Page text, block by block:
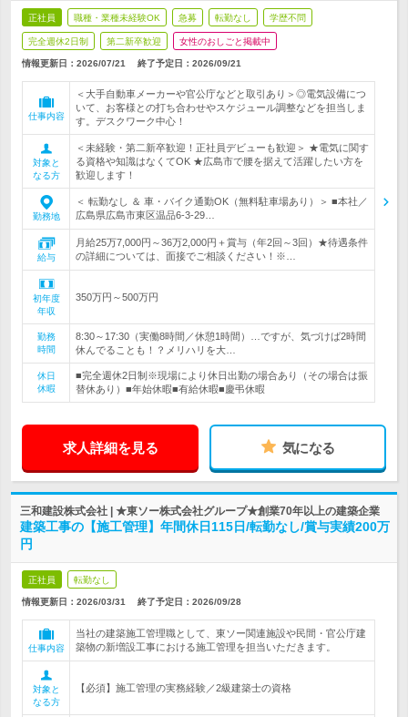
正社員 職種・業種未経験OK 急募 転勤なし 学歴不問
完全週休2日制 第二新卒歓迎 女性のおしごと掲載中
情報更新日：2026/07/21 終了予定日： 2026/09/21
仕事内容
＜大手自動車メーカーや官公庁などと取引あり＞◎電気設備につ
いて、お客様との打ち合わせやスケジュール調整などを担当しま
す。デスクワーク中心！
対象と
なる方
＜未経験・第二新卒歓迎！正社員デビューも歓迎＞ ★電気に関す
る資格や知識はなくてOK ★広島市で腰を据えて活躍したい方を
歓迎します！
勤務地
＜ 転勤なし ＆ 車・バイク通勤OK（無料駐車場あり）＞ ■本社／
広島県広島市東区温品6-3-29…
給与
月給25万7,000円～36万2,000円＋賞与（年2回～3回）★待遇条件
の詳細については、面接でご相談ください！※…
初年度
年収
350万円～500万円
勤務
時間
8:30～17:30（実働8時間／休憩1時間）…ですが、気づけば2時間
休んでることも！？メリハリを大…
休日
休暇
■完全週休2日制※現場により休日出勤の場合あり（その場合は振
替休あり）■年始休暇■有給休暇■慶弔休暇
求人詳細を見る 気になる
三和建設株式会社 | ★東ソー株式会社グループ★創業70年以上の建築企業
建築工事の【施工管理】年間休日115日/転勤なし/賞与実績200万
円
正社員 転勤なし
情報更新日：2026/03/31 終了予定日： 2026/09/28
仕事内容
当社の建築施工管理職として、東ソー関連施設や民間・官公庁建
築物の新増設工事における施工管理を担当いただきます。
対象と
なる方
【必須】施工管理の実務経験／2級建築士の資格